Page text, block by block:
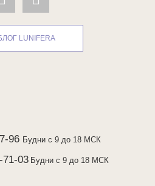
LUNIFERA
96 Будни с 9 до 18 МСК
71-03 Будни с 9 до 18 МСК